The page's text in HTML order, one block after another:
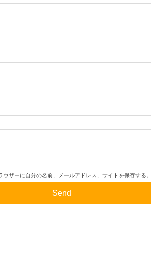
ザーに自分の名前、メールアドレス、サイトを保存する。